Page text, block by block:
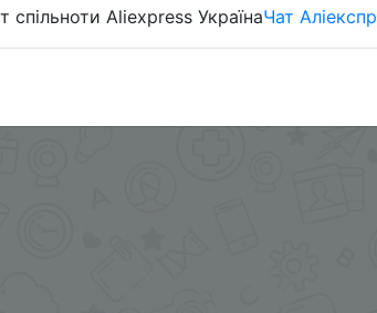
спільноти Aliexpress УкраїнаЧат